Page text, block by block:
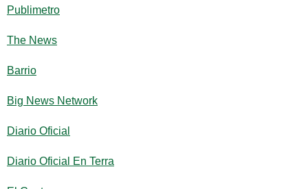
Publimetro
The News
Barrio
Big News Network
Diario Oficial
Diario Oficial En Terra